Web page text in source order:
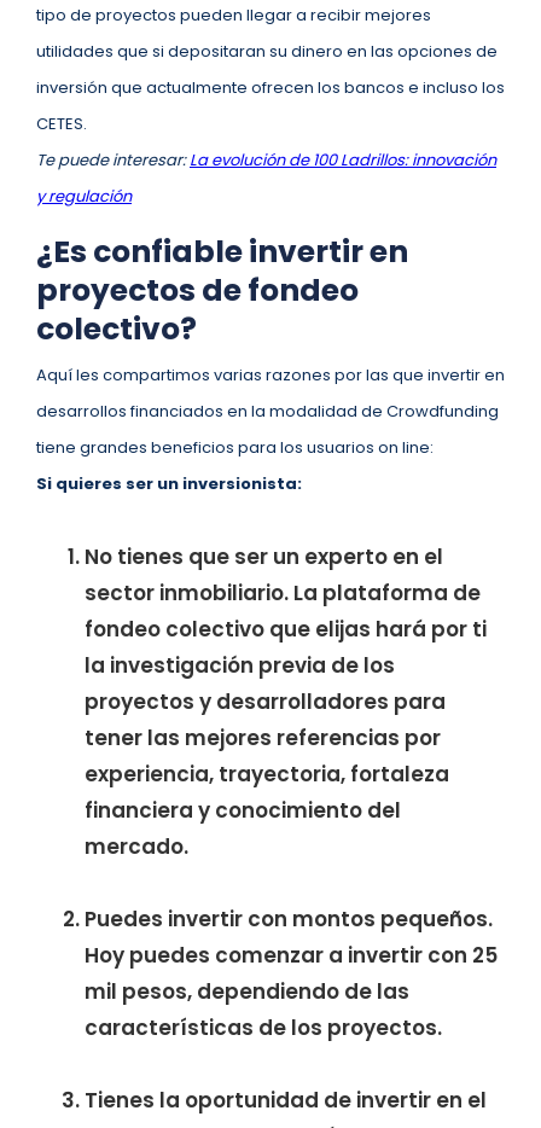
tipo de proyectos pueden llegar a recibir mejores
utilidades que si depositaran su dinero en las opciones de
inversión que actualmente ofrecen los bancos e incluso los
CETES.
Te puede interesar:La evolución de 100 Ladrillos: innovación
y regulación
¿Es confiable invertir en
proyectos de fondeo
colectivo?
Aquí les compartimos varias razones por las que invertir en
desarrollos financiados en la modalidad de Crowdfunding
tiene grandes beneficios para los usuarios on line:
Si quieres ser un inversionista:
No tienes que ser un experto en el
sector inmobiliario. La plataforma de
fondeo colectivo que elijas hará por ti
la investigación previa de los
proyectos y desarrolladores para
tener las mejores referencias por
experiencia, trayectoria, fortaleza
financiera y conocimiento del
mercado.
Puedes invertir con montos pequeños.
Hoy puedes comenzar a invertir con 25
mil pesos, dependiendo de las
características de los proyectos.
Tienes la oportunidad de invertir en el